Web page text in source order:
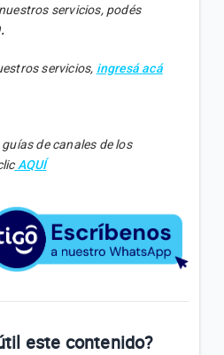
servicios, podés
servicios, ingresá acá
de canales de los
AQUÍ
este contenido?